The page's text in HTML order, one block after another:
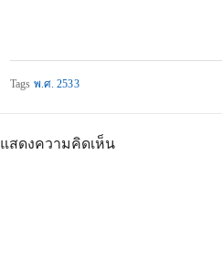
Tags พ.ศ. 2533
แสดงความคิดเห็น